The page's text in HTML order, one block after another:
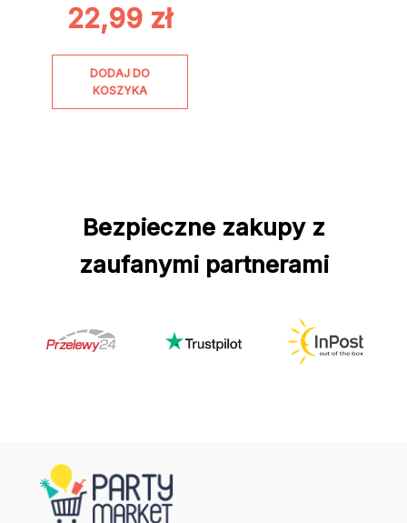
22,99 zł
DODAJ DO
KOSZYKA
Bezpieczne zakupy z
zaufanymi partnerami